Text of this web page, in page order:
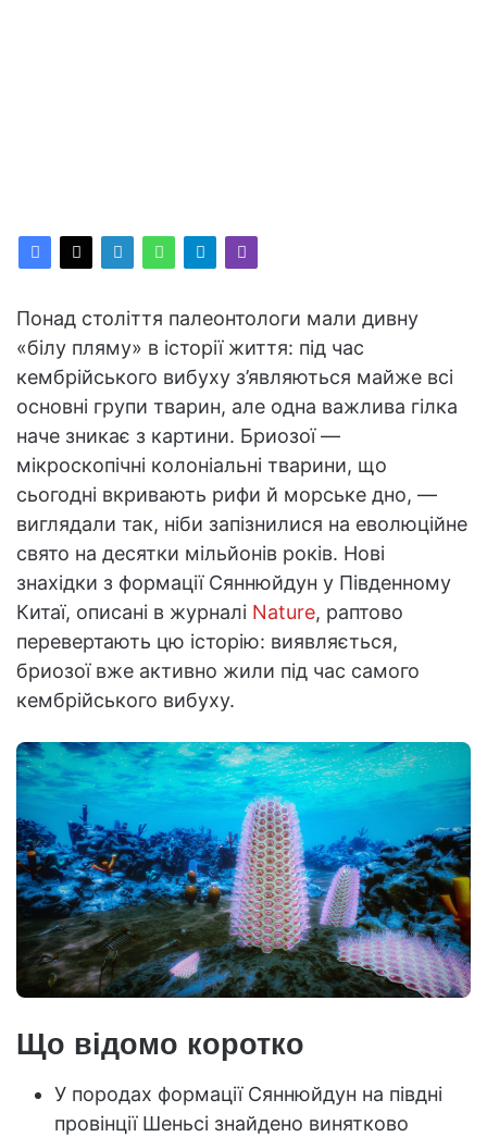
Понад століття палеонтологи мали дивну
«білу пляму» в історії життя: під час
кембрійського вибуху з’являються майже всі
основні групи тварин, але одна важлива гілка
наче зникає з картини. Бриозої —
мікроскопічні колоніальні тварини, що
сьогодні вкривають рифи й морське дно, —
виглядали так, ніби запізнилися на еволюційне
свято на десятки мільйонів років. Нові
знахідки з формації Сяннюйдун у Південному
Китаї, описані в журналі Nature, раптово
перевертають цю історію: виявляється,
бриозої вже активно жили під час самого
кембрійського вибуху.
Що відомо коротко
У породах формації Сяннюйдун на півдні
провінції Шеньсі знайдено винятково